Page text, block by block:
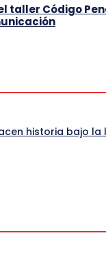
taller Código
historia bajo la